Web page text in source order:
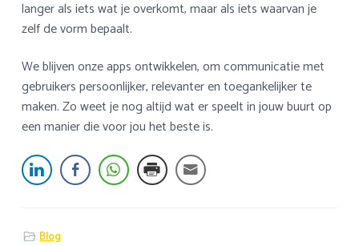
langer als iets wat je overkomt, maar als iets waarvan je
zelf de vorm bepaalt.
We blijven onze apps ontwikkelen, om communicatie met
gebruikers persoonlijker, relevanter en toegankelijker te
maken. Zo weet je nog altijd wat er speelt in jouw buurt op
een manier die voor jou het beste is.
Blog